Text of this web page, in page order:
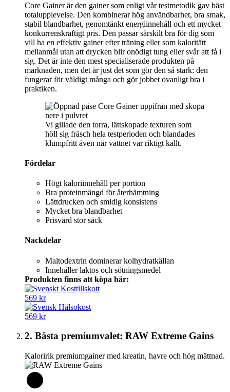
Core Gainer är den gainer som enligt vår testmetodik gav bäst
totalupplevelse. Den kombinerar hög användbarhet, bra smak,
stabil blandbarhet, genomtänkt energiinnehåll och ett mycket
konkurrenskraftigt pris. Den passar särskilt bra för dig som
vill ha en effektiv gainer efter träning eller som kaloritätt
mellanmål utan att drycken blir onödigt tung eller svår att få i
sig. Det är inte den mest specialiserade produkten på
marknaden, men det är just det som gör den så stark: den
fungerar för väldigt många och gör jobbet ovanligt bra i
praktiken.
Vi gillade den torra, lättskopade texturen som
höll sig fräsch hela testperioden och blandades
klumpfritt även när vattnet var riktigt kallt.
Fördelar
Högt kaloriinnehåll per portion
Bra proteinmängd för återhämtning
Lättdrucken och smidig konsistens
Mycket bra blandbarhet
Prisvärd stor säck
Nackdelar
Maltodextrin dominerar kolhydratkällan
Innehåller laktos och sötningsmedel
Produkten finns att köpa här:
569 kr
569 kr
2. Bästa premiumvalet: RAW Extreme Gains
Kaloririk premiumgainer med kreatin, havre och hög mättnad.